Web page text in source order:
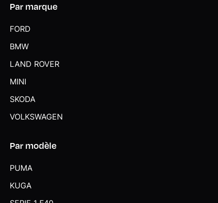
Par marque
FORD
BMW
LAND ROVER
MINI
SKODA
VOLKSWAGEN
Par modèle
PUMA
KUGA